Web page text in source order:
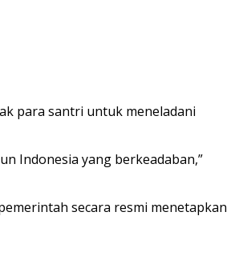
para santri untuk meneladani
Indonesia yang berkeadaban,”
secara resmi menetapkan